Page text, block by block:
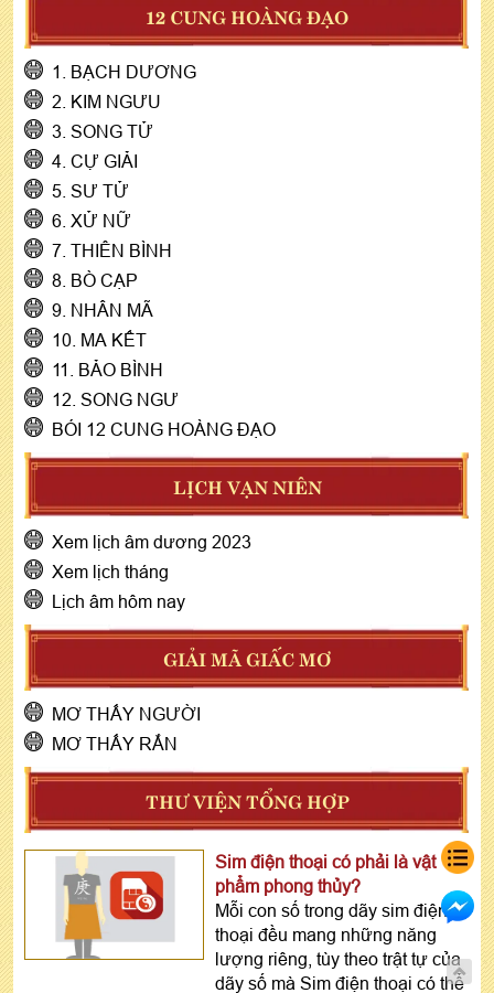
12 CUNG HOÀNG ĐẠO
1. BẠCH DƯƠNG
2. KIM NGƯU
3. SONG TỬ
4. CỰ GIẢI
5. SƯ TỬ
6. XỬ NỮ
7. THIÊN BÌNH
8. BÒ CẠP
9. NHÂN MÃ
10. MA KẾT
11. BẢO BÌNH
12. SONG NGƯ
BÓI 12 CUNG HOÀNG ĐẠO
LỊCH VẠN NIÊN
Xem lịch âm dương 2023
Xem lịch tháng
Lịch âm hôm nay
GIẢI MÃ GIẤC MƠ
MƠ THẤY NGƯỜI
MƠ THẤY RẮN
THƯ VIỆN TỔNG HỢP
Sim điện thoại có phải là vật
phẩm phong thủy?
Mỗi con số trong dãy sim điện
thoại đều mang những năng
lượng riêng, tùy theo trật tự của
dãy số mà Sim điện thoại có thể